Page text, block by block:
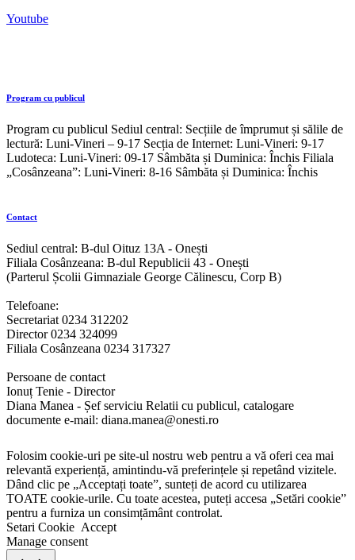
Youtube
Program cu publicul
Program cu publicul Sediul central: Secțiile de împrumut și sălile de
lectură: Luni-Vineri – 9-17 Secția de Internet: Luni-Vineri: 9-17
Ludoteca: Luni-Vineri: 09-17 Sâmbăta și Duminica: Închis Filiala
„Cosânzeana”: Luni-Vineri: 8-16 Sâmbăta și Duminica: Închis
Contact
Sediul central: B-dul Oituz 13A - Onești
Filiala Cosânzeana: B-dul Republicii 43 - Onești
(Parterul Școlii Gimnaziale George Călinescu, Corp B)
Telefoane:
Secretariat 0234 312202
Director 0234 324099
Filiala Cosânzeana 0234 317327
Persoane de contact
Ionuț Tenie - Director
Diana Manea - Șef serviciu Relatii cu publicul, catalogare
documente e-mail: diana.manea@onesti.ro
Folosim cookie-uri pe site-ul nostru web pentru a vă oferi cea mai
relevantă experiență, amintindu-vă preferințele și repetând vizitele.
Dând clic pe „Acceptați toate”, sunteți de acord cu utilizarea
TOATE cookie-urile. Cu toate acestea, puteți accesa „Setări cookie”
pentru a furniza un consimțământ controlat.
Setari Cookie Accept
Manage consent